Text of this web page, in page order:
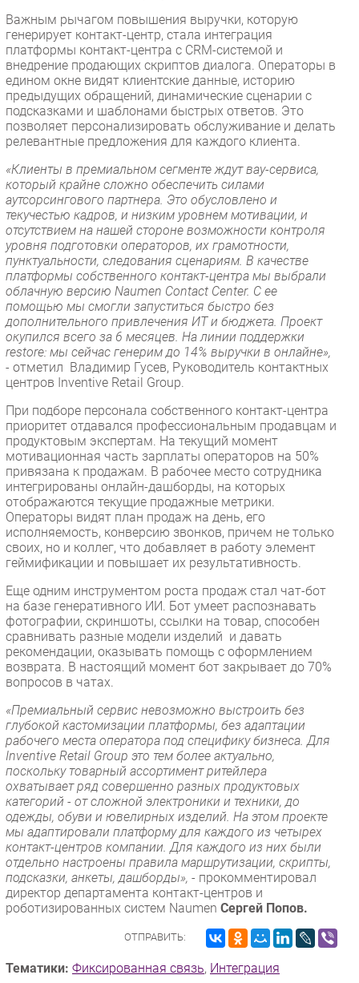
Важным рычагом повышения выручки, которую
генерирует контакт-центр, стала интеграция
платформы контакт-центра с CRM-системой и
внедрение продающих скриптов диалога. Операторы в
едином окне видят клиентские данные, историю
предыдущих обращений, динамические сценарии с
подсказками и шаблонами быстрых ответов. Это
позволяет персонализировать обслуживание и делать
релевантные предложения для каждого клиента.
«Клиенты в премиальном сегменте ждут вау-сервиса,
который крайне сложно обеспечить силами
аутсорсингового партнера. Это обусловлено и
текучестью кадров, и низким уровнем мотивации, и
отсутствием на нашей стороне возможности контроля
уровня подготовки операторов, их грамотности,
пунктуальности, следования сценариям. В качестве
платформы собственного контакт-центра мы выбрали
облачную версию Naumen Contact Center. С ее
помощью мы смогли запуститься быстро без
дополнительного привлечения ИТ и бюджета. Проект
окупился всего за 6 месяцев. На линии поддержки
restore: мы сейчас генерим до 14% выручки в онлайне»,
- отметил Владимир Гусев, Руководитель контактных
центров Inventive Retail Group.
При подборе персонала собственного контакт-центра
приоритет отдавался профессиональным продавцам и
продуктовым экспертам. На текущий момент
мотивационная часть зарплаты операторов на 50%
привязана к продажам. В рабочее место сотрудника
интегрированы онлайн-дашборды, на которых
отображаются текущие продажные метрики.
Операторы видят план продаж на день, его
исполняемость, конверсию звонков, причем не только
своих, но и коллег, что добавляет в работу элемент
геймификации и повышает их результативность.
Еще одним инструментом роста продаж стал чат-бот
на базе генеративного ИИ. Бот умеет распознавать
фотографии, скриншоты, ссылки на товар, способен
сравнивать разные модели изделий и давать
рекомендации, оказывать помощь с оформлением
возврата. В настоящий момент бот закрывает до 70%
вопросов в чатах.
«Премиальный сервис невозможно выстроить без
глубокой кастомизации платформы, без адаптации
рабочего места оператора под специфику бизнеса. Для
Inventive Retail Group это тем более актуально,
поскольку товарный ассортимент ритейлера
охватывает ряд совершенно разных продуктовых
категорий - от сложной электроники и техники, до
одежды, обуви и ювелирных изделий. На этом проекте
мы адаптировали платформу для каждого из четырех
контакт-центров компании. Для каждого из них были
отдельно настроены правила маршрутизации, скрипты,
подсказки, анкеты, дашборды», - прокомментировал
директор департамента контакт-центров и
роботизированных систем Naumen Сергей Попов.
ОТПРАВИТЬ:
Тематики: Фиксированная связь, Интеграция